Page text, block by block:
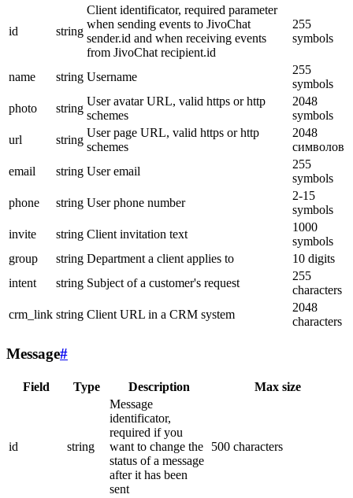
id string
Client identificator, required parameter
when sending events to JivoChat
sender.id and when receiving events
from JivoChat recipient.id
255
symbols
name string Username
255
symbols
photo
string
User avatar URL, valid https or http
schemes
2048
symbols
url
string
User page URL, valid https or http
schemes
2048
символов
email
string User email
255
symbols
phone
string User phone number
2-15
symbols
invite
string Client invitation text
1000
symbols
group
string Department a client applies to
10 digits
intent
string Subject of a customer's request
255
characters
crm_link string Client URL in a CRM system
2048
characters
Message#
Field Type Description Max size
id string
Message
identificator,
required if you
want to change the
status of a message
after it has been
sent
500 characters